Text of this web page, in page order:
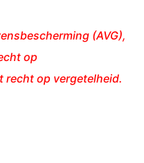
(AVG),
op
recht op vergetelheid.